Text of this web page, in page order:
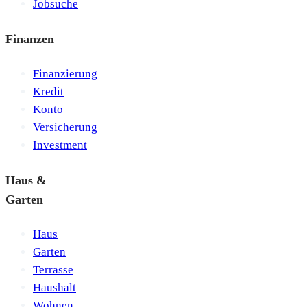
Jobsuche
Finanzen
Finanzierung
Kredit
Konto
Versicherung
Investment
Haus &
Garten
Haus
Garten
Terrasse
Haushalt